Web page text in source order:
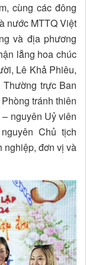
cùng các đông
nước MTTQ Việt
và địa phương
lẵng hoa chúc
Lê Khả Phiêu,
trực Ban
tránh thiên
nguyên Uỷ viên
Chủ tịch
nghiệp, đơn vị và